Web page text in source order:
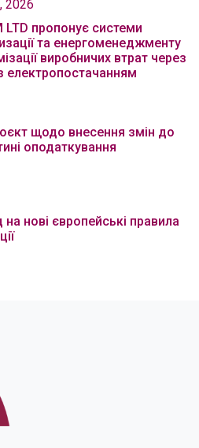
2026
LTD пропонує системи
та енергоменеджменту
виробничих втрат через
електропостачанням
щодо внесення змін до
оподаткування
на нові європейські правила